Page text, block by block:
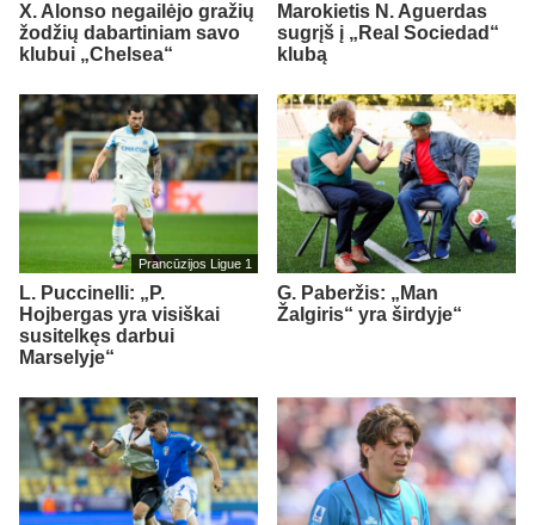
X. Alonso negailėjo gražių
žodžių dabartiniam savo
klubui „Chelsea“
Marokietis N. Aguerdas
sugrįš į „Real Sociedad“
klubą
Prancūzijos Ligue 1
L. Puccinelli: „P.
Hojbergas yra visiškai
susitelkęs darbui
Marselyje“
G. Paberžis: „Man
Žalgiris“ yra širdyje“